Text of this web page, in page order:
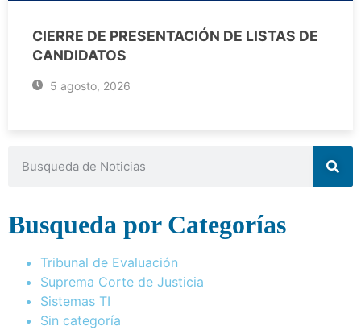
CIERRE DE PRESENTACIÓN DE LISTAS DE
CANDIDATOS
5 agosto, 2026
Busqueda por Categorías
Tribunal de Evaluación
Suprema Corte de Justicia
Sistemas TI
Sin categoría